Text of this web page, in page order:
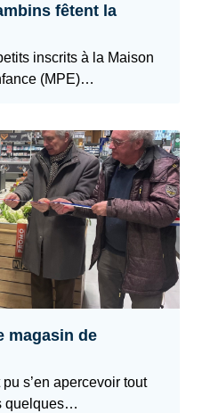
fêtent la
inscrits à la Maison
(MPE)…
magasin de
s’en apercevoir tout
quelques…